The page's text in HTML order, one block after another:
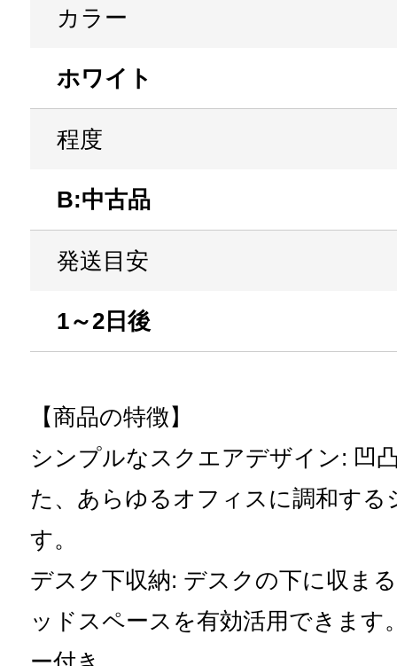
カラー
ホワイト
程度
B:中古品
発送目安
1～2日後
【商品の特徴】
シンプルなスクエアデザイン: 凹
た、あらゆるオフィスに調和する
す。
デスク下収納: デスクの下に収ま
ッドスペースを有効活用できます